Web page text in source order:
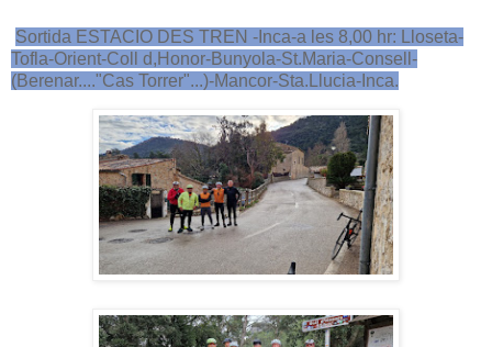
Sortida ESTACIO DES TREN -Inca-a les 8,00 hr: Lloseta-
Tofla-Orient-Coll d,Honor-Bunyola-St.Maria-Consell-
(Berenar...."Cas Torrer"...)-Mancor-Sta.Llucia-Inca.